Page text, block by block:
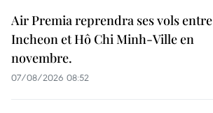
Air Premia reprendra ses vols entre
Incheon et Hô Chi Minh-Ville en
novembre.
07/08/2026 08:52